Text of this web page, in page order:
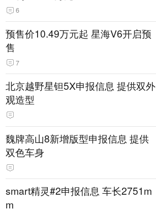
6
预售价10.49万元起 星海V6开启预
售
7
北京越野星钽5X申报信息 提供双外
观造型
魏牌高山8新增版型申报信息 提供
双色车身
smart精灵#2申报信息 车长2751m
m